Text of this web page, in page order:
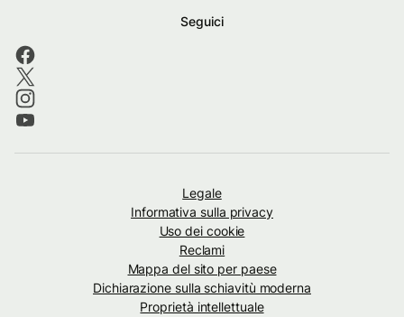
Seguici
Legale
Informativa sulla privacy
Uso dei cookie
Reclami
Mappa del sito per paese
Dichiarazione sulla schiavitù moderna
Proprietà intellettuale